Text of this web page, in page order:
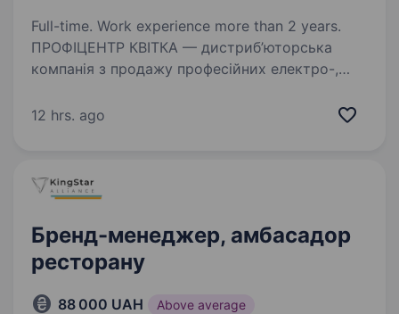
Full-time. Work experience more than 2 years.
ПРОФІЦЕНТР КВІТКА — дистриб’юторська
компанія з продажу професійних електро-,
інструментів та витратних матеріалів. Ми є
12 hrs. ago
Бренд-менеджер, амбасадор
ресторану
88 000 UAH Above average